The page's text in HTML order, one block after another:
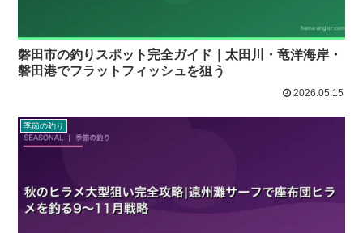
磐田市の釣りスポット完全ガイド｜太田川・竜洋海岸・
磐田港でフラットフィッシュを狙う
2026.05.15
季節の釣り